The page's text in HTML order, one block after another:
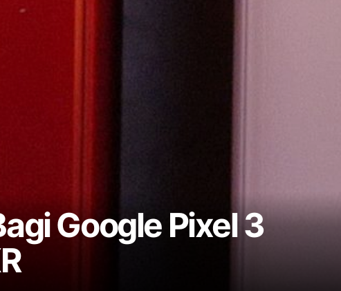
Google Pixel 3